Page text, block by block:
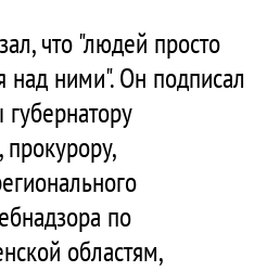
что "людей просто
над ними". Он подписал
по
областям,